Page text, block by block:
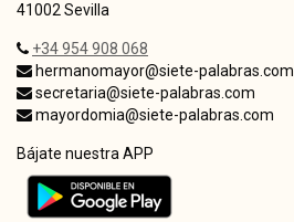
41002 Sevilla
+34 954 908 068
hermanomayor@siete-palabras.com
secretaria@siete-palabras.com
mayordomia@siete-palabras.com
Bájate nuestra APP